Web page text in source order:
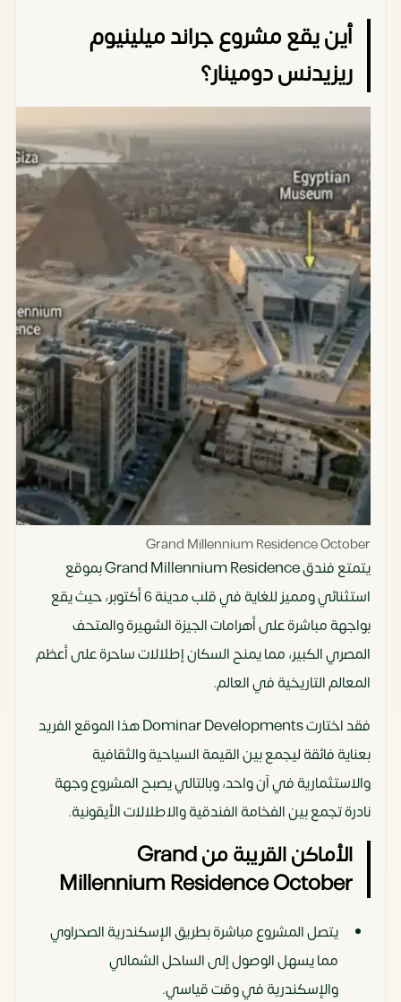
أين يقع مشروع جراند ميلينيوم
ريزيدنس دومينار؟
Grand Millennium Residence October
يتمتع فندق Grand Millennium Residence بموقع
استثنائي ومميز للغاية في قلب مدينة 6 أكتوبر، حيث يقع
بواجهة مباشرة على أهرامات الجيزة الشهيرة والمتحف
المصري الكبير، مما يمنح السكان إطلالات ساحرة على أعظم
المعالم التاريخية في العالم.
فقد اختارت Dominar Developments هذا الموقع الفريد
بعناية فائقة ليجمع بين القيمة السياحية والثقافية
والاستثمارية في آن واحد، وبالتالي يصبح المشروع وجهة
نادرة تجمع بين الفخامة الفندقية والاطلالات الأيقونية.
الأماكن القريبة من Grand
Millennium Residence October
يتصل المشروع مباشرة بطريق الإسكندرية الصحراوي
مما يسهل الوصول إلى الساحل الشمالي
والإسكندرية في وقت قياسي.